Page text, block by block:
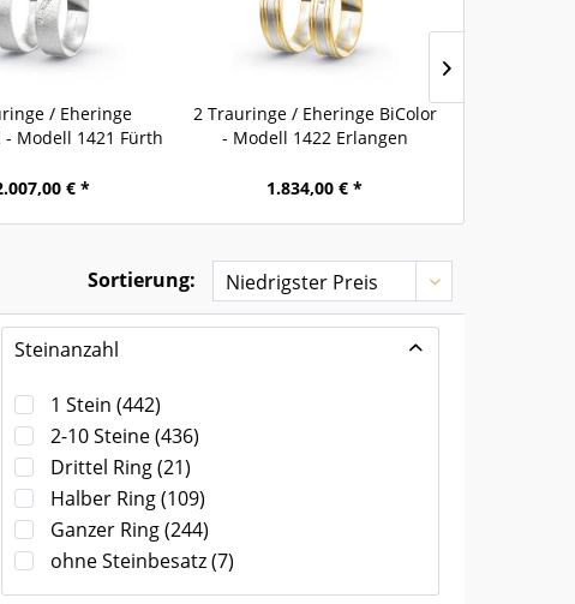
/ Eheringe
- Modell 1421 Fürth
€ *
2 Trauringe / Eheringe BiColor
- Modell 1422 Erlangen
1.834,00 € *
Sortierung:
Steinanzahl
1 Stein(442)
2-10 Steine(436)
Drittel Ring(21)
Halber Ring(109)
Ganzer Ring(244)
ohne Steinbesatz(7)